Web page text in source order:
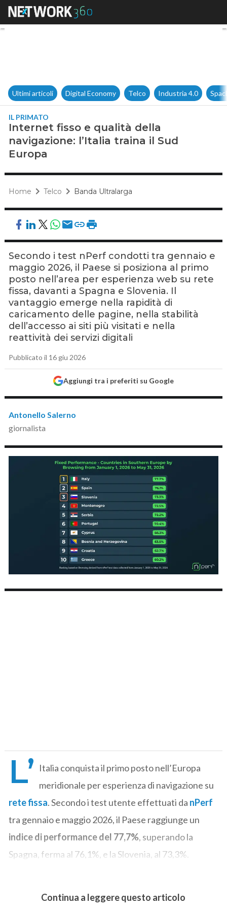
Internet fisso e qualità della
Ultimi articoli Digital Economy Telco Industria 4.0
IL PRIMATO
Internet fisso e qualità della
navigazione: l’Italia traina il Sud
Europa
Home Telco Banda Ultralarga
Secondo i test nPerf condotti tra gennaio e
maggio 2026, il Paese si posiziona al primo
posto nell’area per esperienza web su rete
fissa, davanti a Spagna e Slovenia. Il
vantaggio emerge nella rapidità di
caricamento delle pagine, nella stabilità
dell’accesso ai siti più visitati e nella
reattività dei servizi digitali
Pubblicato il 16 giu 2026
Aggiungi tra i preferiti su Google
Antonello Salerno
giornalista
L’ Italia conquista il primo posto nell’Europa
meridionale per esperienza di navigazione su
rete fissa. Secondo i test utente effettuati da nPerf
tra gennaio e maggio 2026, il Paese raggiunge un
indice di performance del 77,7%, superando la
Spagna, ferma al 76,1%, e la Slovenia, al 73,3%.
Continua a leggere questo articolo